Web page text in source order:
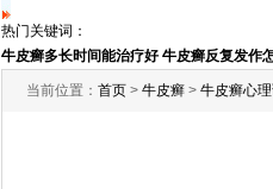
热门关键词：
牛皮癣多长时间能治疗好 牛皮癣反复发作
当前位置： 首页 > 牛皮癣 > 牛皮癣心